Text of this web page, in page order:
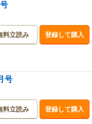
料立読み 登録して購入
号
料立読み 登録して購入